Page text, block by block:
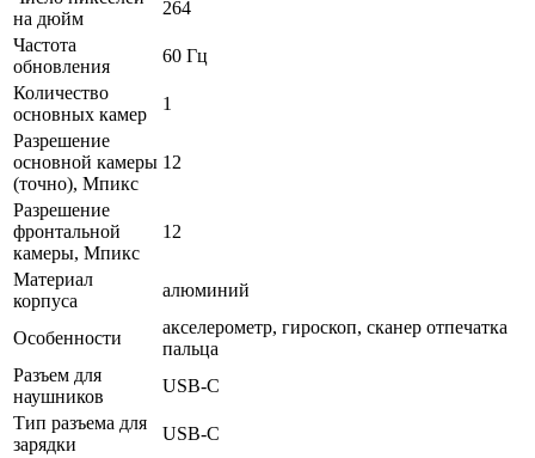
на дюйм
264
Частота
обновления
60 Гц
Количество
основных камер
1
Разрешение
основной камеры
(точно), Мпикс
12
Разрешение
фронтальной
камеры, Мпикс
12
Материал
корпуса
алюминий
Особенности
акселерометр, гироскоп, cканер отпечатка
пальца
Разъем для
наушников
USB-C
Тип разъема для
зарядки
USB-C